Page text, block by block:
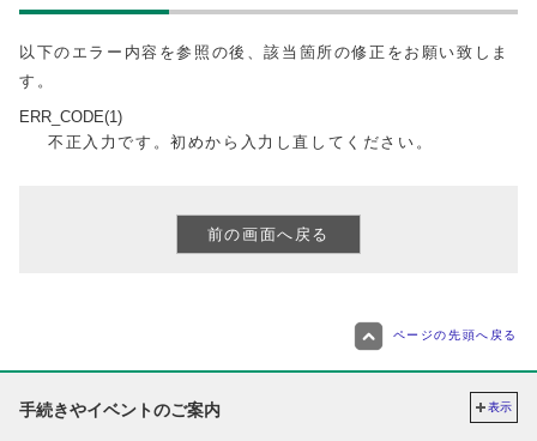
以下のエラー内容を参照の後、該当箇所の修正をお願い致しま
す。
ERR_CODE(1)
不正入力です。初めから入力し直してください。
ページの先頭へ戻る
手続きやイベントのご案内 表示